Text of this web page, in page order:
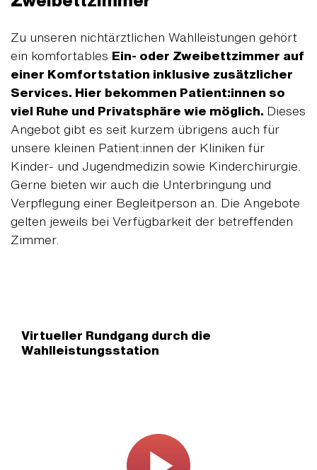
Zu unseren nichtärztlichen Wahlleistungen gehört
ein komfortables Ein- oder Zweibettzimmer auf
einer Komfortstation inklusive zusätzlicher
Services. Hier bekommen Patient:innen so
viel Ruhe und Privatsphäre wie möglich. Dieses
Angebot gibt es seit kurzem übrigens auch für
unsere kleinen Patient:innen der Kliniken für
Kinder- und Jugendmedizin sowie Kinderchirurgie.
Gerne bieten wir auch die Unterbringung und
Verpflegung einer Begleitperson an. Die Angebote
gelten jeweils bei Verfügbarkeit der betreffenden
Zimmer.
Virtueller Rundgang durch die
Wahlleistungsstation